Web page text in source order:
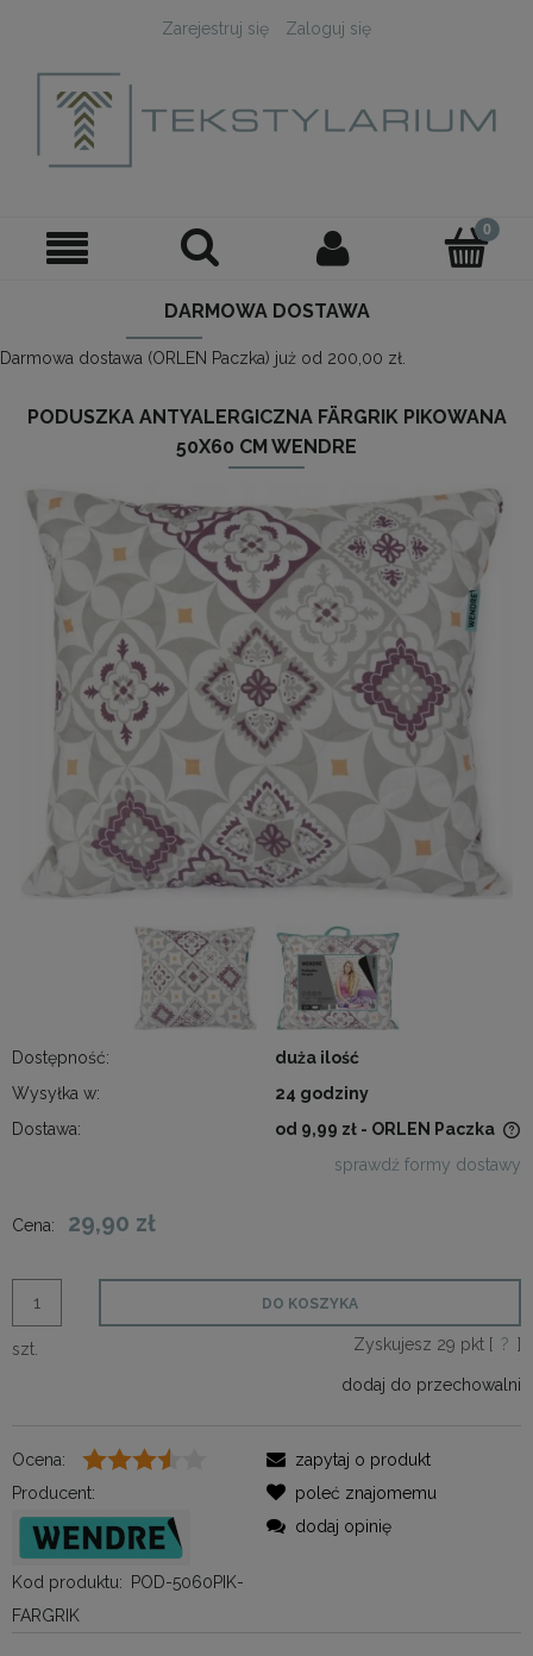
Zarejestruj się Zaloguj się
DARMOWA DOSTAWA
Darmowa dostawa (ORLEN Paczka) już od 200,00 zł.
PODUSZKA ANTYALERGICZNA FÄRGRIK PIKOWANA
50X60 CM WENDRE
Dostępność:
duża ilość
Wysyłka w:
24 godziny
Dostawa:
od 9,99 zł - ORLEN Paczka
sprawdź formy dostawy
Cena: 29,90 zł
szt.
DO KOSZYKA
Zyskujesz 29 pkt [ ? ]
dodaj do przechowalni
Ocena:
Producent:
Kod produktu:
POD-5060PIK-
FARGRIK
zapytaj o produkt
poleć znajomemu
dodaj opinię